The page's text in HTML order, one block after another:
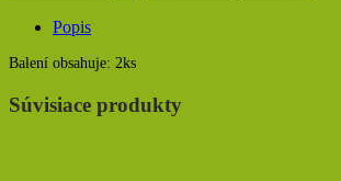
Popis
Balení obsahuje: 2ks
Súvisiace produkty